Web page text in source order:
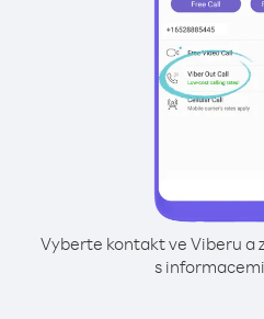
Vyberte kontakt ve Viberu a
s